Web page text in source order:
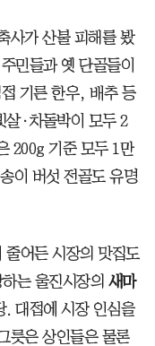
사가 산불 피해를 봤
민들과 옛 단골들이
기른 한우, 배추 등
·차돌박이 모두 2
200g 기준 모두 1만
이 버섯 전골도 유명
줄어든 시장의 맛집도
는 울진시장의 새마
. 대접에 시장 인심을
릇은 상인들은 물론